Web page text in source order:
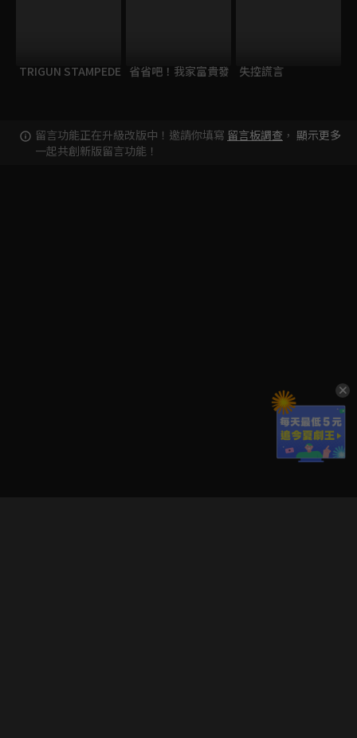
TRIGUN STAMPEDE 省省吧！我家富貴發 失控謊言
留言功能正在升級改版中！邀請你填寫 留言板調查 ，
一起共創新版留言功能！
顯示更多